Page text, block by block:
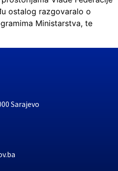
ostalog razgovaralo o
Ministarstva, te
Sarajevo